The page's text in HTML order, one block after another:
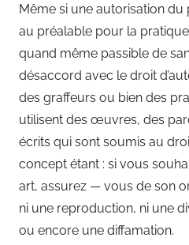
Même si une autorisation
au préalable pour la
quand même passible de
désaccord avec le droit
des graffeurs ou bien des
utilisent des œuvres, des
écrits qui sont soumis au
concept étant : si vous
art, assurez — vous de son
ni une reproduction, ni une
ou encore une diffamation.